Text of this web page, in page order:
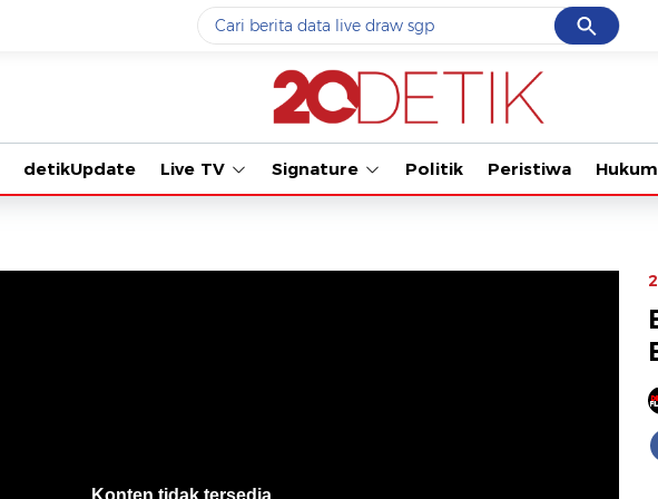
Cancel
Yang sedang ramai dicari
data live draw sgp
#3senjata
#5gempa hari ini
Tonton kabar terbaru
detikUpdate Live TV Signature Politik Peristiwa Hukum
Konten tidak tersedia